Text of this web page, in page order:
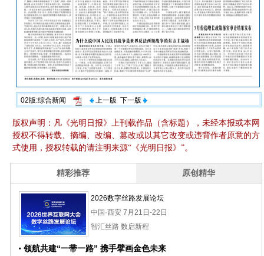
02版:综合新闻 上一版 下一版
版权声明：凡《光明日报》上刊载作品（含标题），未经本报或本网
授权不得转载、摘编、改编、篡改或以其它改变或违背作者原意的方
式使用，授权转载的请注明来源“《光明日报》”。